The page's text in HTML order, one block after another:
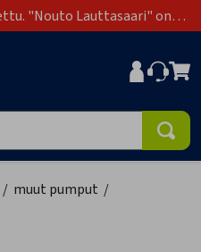
"Nouto Lauttasaari" on
/ muut pumput /